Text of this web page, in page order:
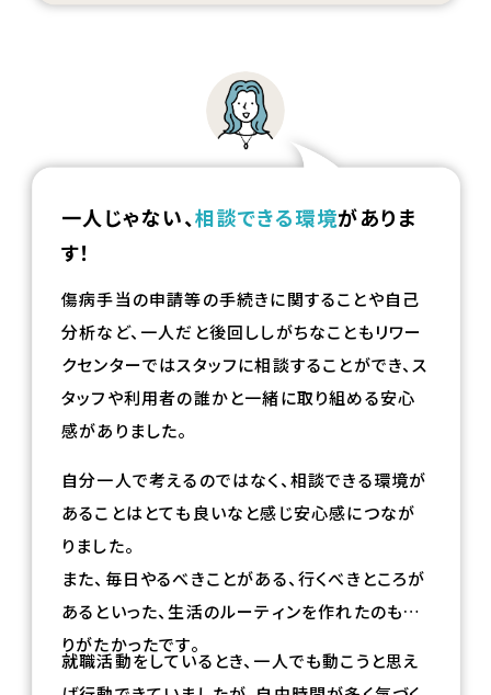
一人じゃない、相談できる環境がありま
す！
傷病手当の申請等の手続きに関することや自己
分析など、一人だと後回ししがちなこともリワー
クセンターではスタッフに相談することができ、ス
タッフや利用者の誰かと一緒に取り組める安心
感がありました。
自分一人で考えるのではなく、相談できる環境が
あることはとても良いなと感じ安心感につなが
りました。
また、毎日やるべきことがある、行くべきところが
あるといった、生活のルーティンを作れたのもあ
りがたかったです。
就職活動をしているとき、一人でも動こうと思え